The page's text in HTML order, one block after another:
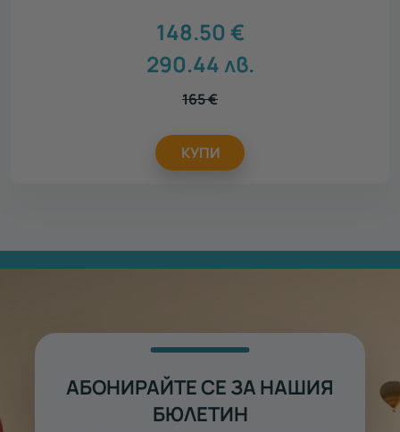
148.50 €
290.44лв.
165€
КУПИ
АБОНИРАЙТЕ СЕ ЗА НАШИЯ
БЮЛЕТИН